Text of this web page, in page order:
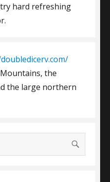
hard refreshing
the
the large northern